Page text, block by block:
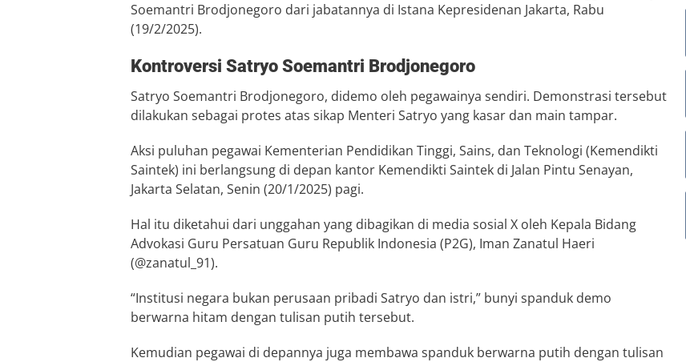
Soemantri Brodjonegoro dari jabatannya di Istana Kepresidenan Jakarta, Rabu
(19/2/2025).
Kontroversi Satryo Soemantri Brodjonegoro
Satryo Soemantri Brodjonegoro, didemo oleh pegawainya sendiri. Demonstrasi tersebut
dilakukan sebagai protes atas sikap Menteri Satryo yang kasar dan main tampar.
Aksi puluhan pegawai Kementerian Pendidikan Tinggi, Sains, dan Teknologi (Kemendikti
Saintek) ini berlangsung di depan kantor Kemendikti Saintek di Jalan Pintu Senayan,
Jakarta Selatan, Senin (20/1/2025) pagi.
Hal itu diketahui dari unggahan yang dibagikan di media sosial X oleh Kepala Bidang
Advokasi Guru Persatuan Guru Republik Indonesia (P2G), Iman Zanatul Haeri
(@zanatul_91).
“Institusi negara bukan perusaan pribadi Satryo dan istri,” bunyi spanduk demo
berwarna hitam dengan tulisan putih tersebut.
Kemudian pegawai di depannya juga membawa spanduk berwarna putih dengan tulisan